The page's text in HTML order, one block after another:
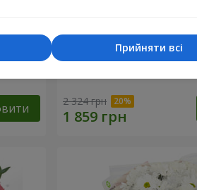
2 324 грн
Прийняти всі